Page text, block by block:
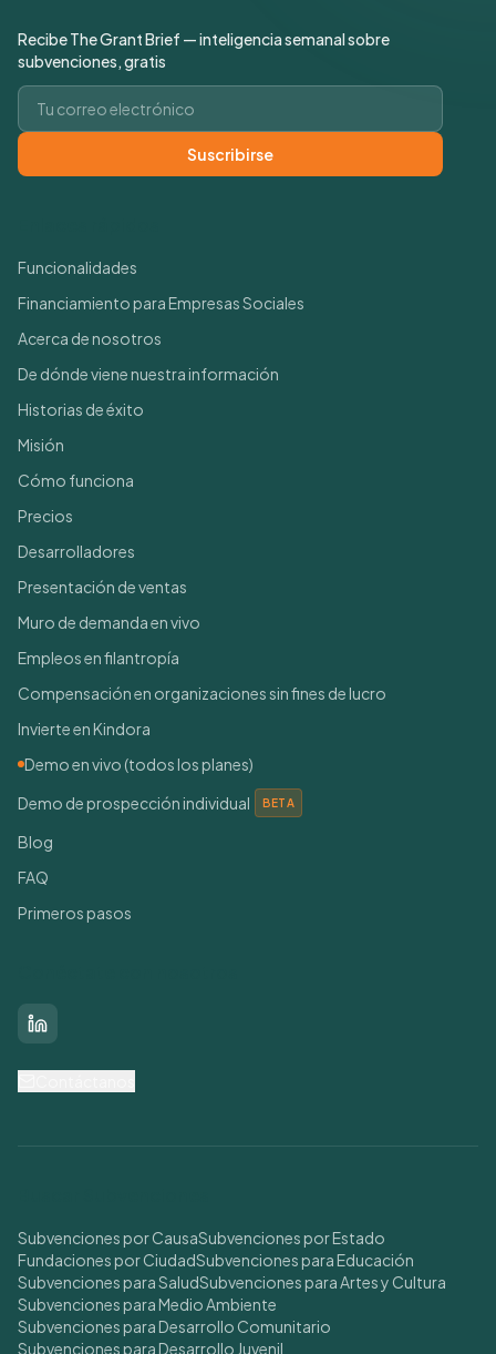
Recibe The Grant Brief — inteligencia semanal sobre
subvenciones, gratis
Correo electrónico
Suscribirse
Funcionalidades
Financiamiento para Empresas Sociales
Acerca de nosotros
De dónde viene nuestra información
Historias de éxito
Misión
Cómo funciona
Precios
Desarrolladores
Presentación de ventas
Muro de demanda en vivo
Empleos en filantropía
Compensación en organizaciones sin fines de lucro
Invierte en Kindora
Demo en vivo (todos los planes)
Demo de prospección individual
BETA
Blog
FAQ
Primeros pasos
LinkedIn
Subvenciones por CausaSubvenciones por Estado
Fundaciones por CiudadSubvenciones para Educación
Subvenciones para SaludSubvenciones para Artes y Cultura
Subvenciones para Medio Ambiente
Subvenciones para Desarrollo Comunitario
Subvenciones para Desarrollo Juvenil